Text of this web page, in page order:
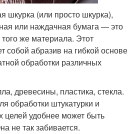
(или просто шкурка),
или наждачная бумага — это
же материала. Этот
собой абразив на гибкой основе
обработки различных
древесины, пластика, стекла.
обработки штукатурки и
целей удобнее может быть
не так забивается.